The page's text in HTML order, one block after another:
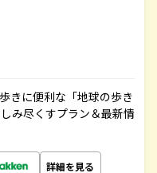
きに便利な「地球の歩き
み尽くすプラン＆最新情
詳細を見る